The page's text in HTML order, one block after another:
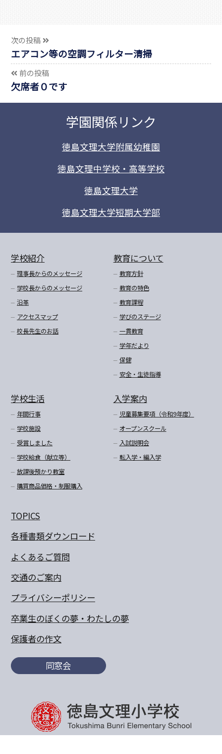
次の投稿
エアコン等の空調フィルター清掃
前の投稿
欠席者０です
学園関係リンク
徳島文理大学附属幼稚園
徳島文理中学校・高等学校
徳島文理大学
徳島文理大学短期大学部
学校紹介
理事長からのメッセージ
学校長からのメッセージ
沿革
アクセスマップ
校長先生のお話
教育について
教育方針
教育の特色
教育課程
学びのステージ
一貫教育
学年だより
保健
安全・生徒指導
学校生活
年間行事
学校施設
受賞しました
学校給食（献立等）
放課後預かり教室
購買商品価格・制服購入
入学案内
児童募集要項（令和9年度）
オープンスクール
入試説明会
転入学・編入学
TOPICS
各種書類ダウンロード
よくあるご質問
交通のご案内
プライバシーポリシー
卒業生のぼくの夢・わたしの夢
保護者の作文
同窓会